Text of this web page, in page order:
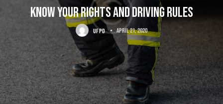
Know your rights and driving rules
UFPD April 21, 2020